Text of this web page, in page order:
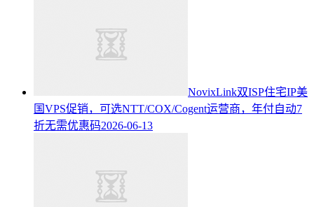
NovixLink双ISP住宅IP美
国VPS促销，可选NTT/COX/Cogent运营商，年付自动7
折无需优惠码2026-06-13